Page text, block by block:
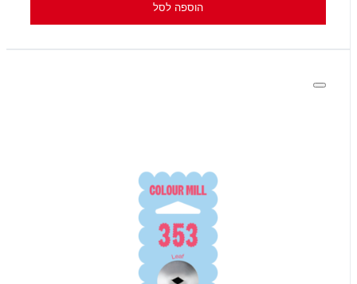
הוספה לסל